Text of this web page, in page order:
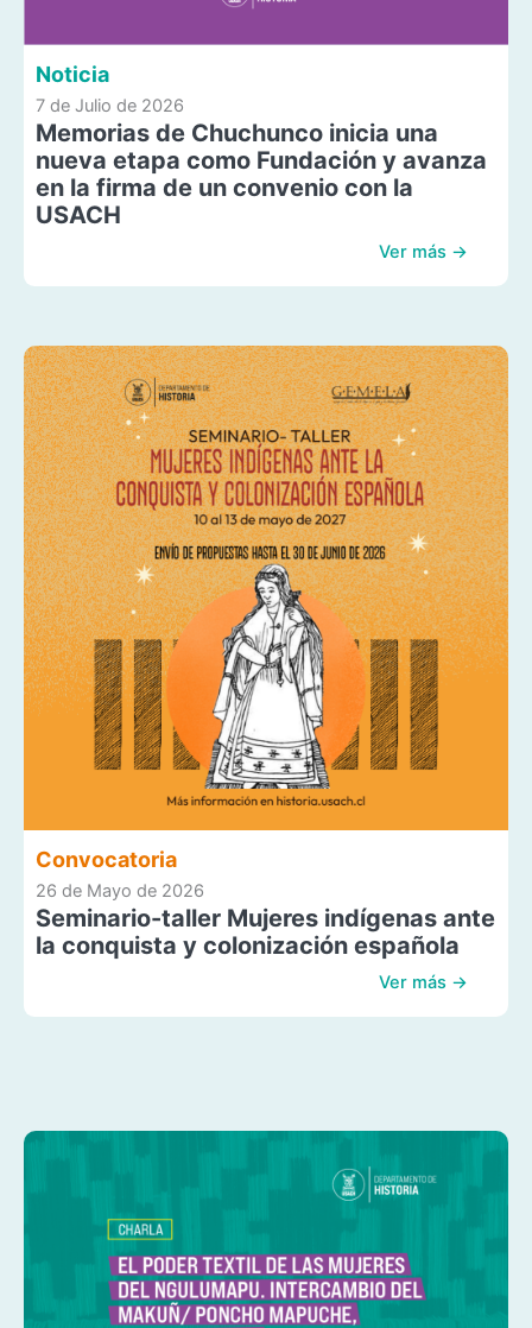
Noticia
7 de Julio de 2026
Memorias de Chuchunco inicia una
nueva etapa como Fundación y avanza
en la firma de un convenio con la
USACH
Ver más →
Convocatoria
26 de Mayo de 2026
Seminario-taller Mujeres indígenas ante
la conquista y colonización española
Ver más →